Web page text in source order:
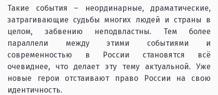
Такие события – неординарные, драматические,
затрагивающие судьбы многих людей и страны в
целом, забвению неподвластны. Тем более
параллели между этими событиями и
современностью в России становятся всё
очевиднее, что делает эту тему актуальной. Уже
новые герои отстаивают право России на свою
идентичность.